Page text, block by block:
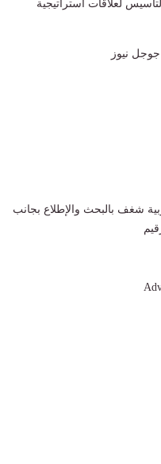
لعلاقات استراتيجية
جوجل نيوز
شغف بالبحث والإطلاع بجانب